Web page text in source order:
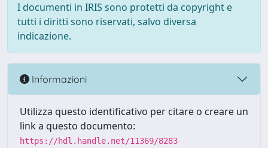
I documenti in IRIS sono protetti da copyright e
tutti i diritti sono riservati, salvo diversa
indicazione.
Informazioni
Utilizza questo identificativo per citare o creare un
link a questo documento:
https://hdl.handle.net/11369/8283